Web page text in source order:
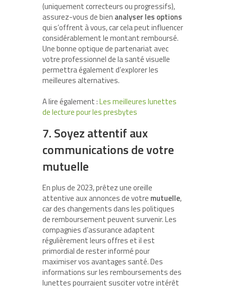
(uniquement correcteurs ou progressifs),
assurez-vous de bien analyser les options
qui s’offrent à vous, car cela peut influencer
considérablement le montant remboursé.
Une bonne optique de partenariat avec
votre professionnel de la santé visuelle
permettra également d’explorer les
meilleures alternatives.
A lire également :Les meilleures lunettes
de lecture pour les presbytes
7. Soyez attentif aux
communications de votre
mutuelle
En plus de 2023, prêtez une oreille
attentive aux annonces de votre mutuelle,
car des changements dans les politiques
de remboursement peuvent survenir. Les
compagnies d’assurance adaptent
régulièrement leurs offres et il est
primordial de rester informé pour
maximiser vos avantages santé. Des
informations sur les remboursements des
lunettes pourraient susciter votre intérêt